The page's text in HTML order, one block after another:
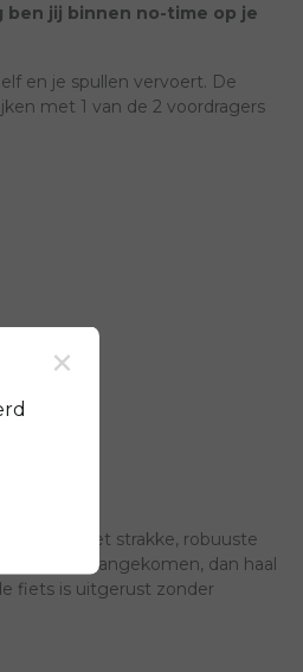
ben jij binnen no-time op je
en je spullen vervoert. De
met 1 van de 2 voordragers
dankzij het strakke, robuuste
of thuis aangekomen, dan haal
fiets is uitgerust zonder
×